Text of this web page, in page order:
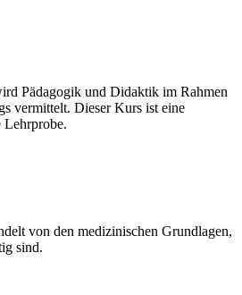
Pädagogik und Didaktik im Rahmen
vermittelt. Dieser Kurs ist eine
von den medizinischen Grundlagen,
sind.